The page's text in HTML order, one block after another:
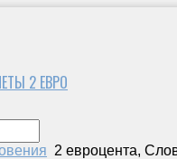
2 ЕВРО
2 евроцента,